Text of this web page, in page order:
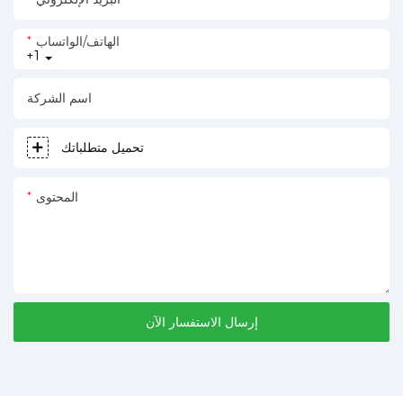
+1
الهاتف/الواتساب
اسم الشركة
تحميل متطلباتك
المحتوى
إرسال الاستفسار الآن